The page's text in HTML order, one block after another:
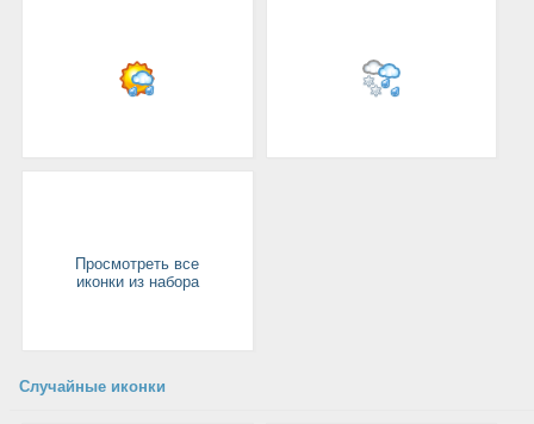
Просмотреть все
иконки из набора
Случайные иконки